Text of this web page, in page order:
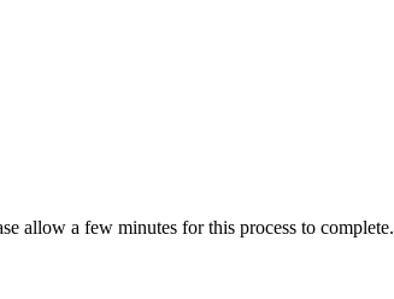
allow a few minutes for this process to complete.